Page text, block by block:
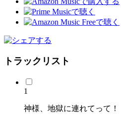
トラックリスト
1
神様、地獄に連れてって！